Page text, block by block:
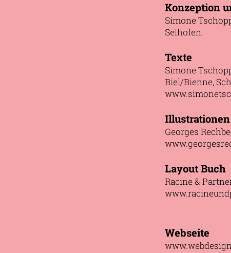
Konzeption
Simone
Selhofen.
Texte
Simone
Biel/Bienne,
Illustrationen
Georges
Layout Buch
Racine &
Webseite